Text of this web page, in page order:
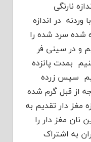
نارنگی
در اندازه
شده سرد شده را
و در سینی فر
بمدت پانزده
سپس زرده
می زنیم و در فر 175 درجه از قبل گرم شده
دار تقدیم به
نان مغز دار را
به اشتراک